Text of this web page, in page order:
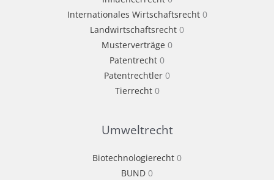
Internationales Wirtschaftsrecht0
Landwirtschaftsrecht 0
Musterverträge 0
Patentrecht 0
Patentrechtler 0
Tierrecht0
Umweltrecht
Biotechnologierecht 0
BUND 0